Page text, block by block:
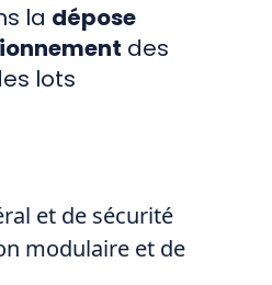
la dépose
des
lots
et de sécurité
modulaire et de